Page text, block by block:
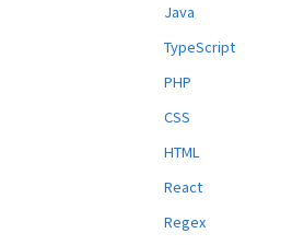
Java
TypeScript
PHP
CSS
HTML
React
Regex